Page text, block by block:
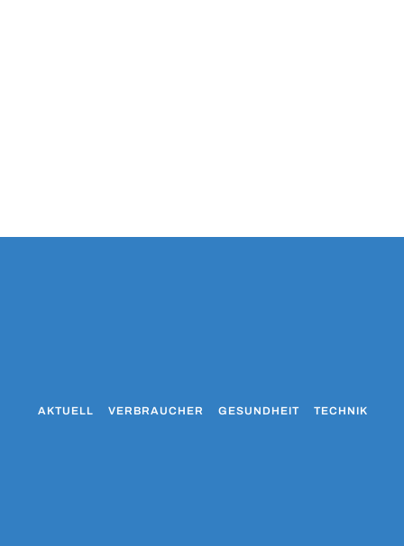
AKTUELL VERBRAUCHER GESUNDHEIT TECHNIK